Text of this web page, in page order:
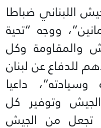
اللبناني ضباطا
ووجه “تحية
والمقاومة وكل
للدفاع عن لبنان
داعيا
وتوفير كل
تجعل من الجيش